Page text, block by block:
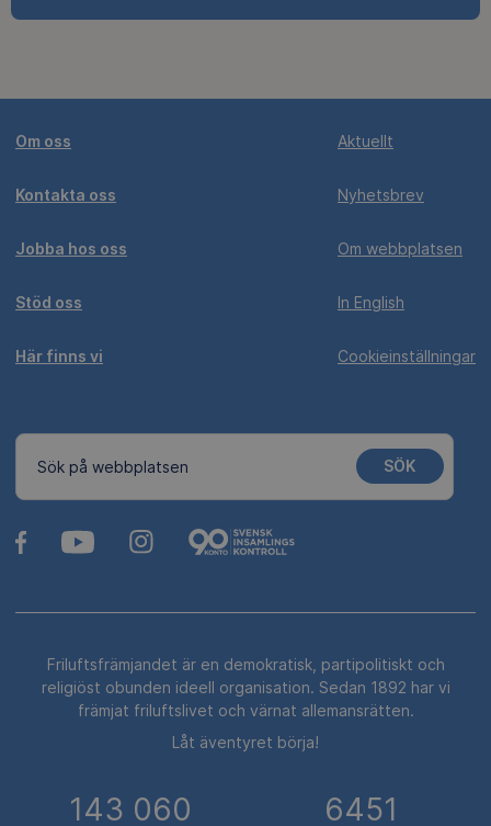
Om oss
Kontakta oss
Jobba hos oss
Stöd oss
Här finns vi
Aktuellt
Nyhetsbrev
Om webbplatsen
In English
Cookieinställningar
Sök på webbplatsen SÖK
Friluftsfrämjandet är en demokratisk, partipolitiskt och
religiöst obunden ideell organisation. Sedan 1892 har vi
främjat friluftslivet och värnat allemansrätten.
Låt äventyret börja!
143 060 6451